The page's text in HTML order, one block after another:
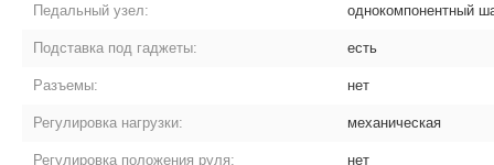
Педальный узел: однокомпонентный
Подставка под гаджеты: есть
Разъемы: нет
Регулировка нагрузки: механическая
Регулировка положения руля: нет